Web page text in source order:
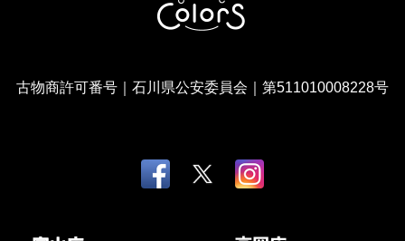
古物商許可番号｜石川県公安委員会｜第511010008228号